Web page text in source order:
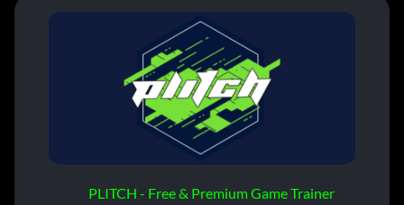
PLITCH - Free & Premium Game Trainer